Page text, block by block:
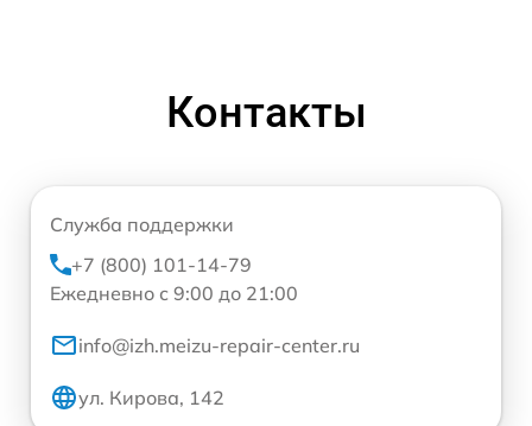
Контакты
Служба поддержки
+7 (800) 101-14-79
Ежедневно с 9:00 до 21:00
info@izh.meizu-repair-center.ru
ул. Кирова, 142